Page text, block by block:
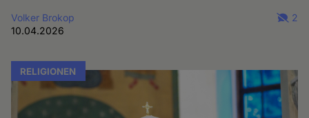
Volker Brokop
10.04.2026
2
RELIGIONEN